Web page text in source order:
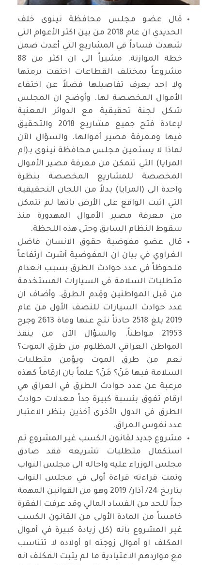
قال عضو مجلس محافظة نينوى خلف
الحديدي ان عام 2018 من بين اكثر الأعوام التي
شهدت فساداً في المشاريع التي أعدت ضمن
خطة الموازنة. مشيراً الى ان اكثر من 88
مشروعاً بمختلف القطاعات اختفت برمتها
ولا احد يعرف تفاصيلها فضلاً عن اختفاء
الأموال المخصصة لها. وأوضح ان المجلس
شكل لجنة تحقيقية مع الدوائر المعنية
لإعادة فتح جميع مشاريع 2018 والتحقيق
فيها ومعرفة مصير أموالها. والسؤال الآن
لماذا لا يستعين مجلس محافظة نينوى بـ(ام
المرايا) التي تتمكن من معرفة مصير الأموال
المخصصة للمشاريع المخصصة بنظرة
واحدة الى (المرايا) بدلاً من اللجان التحقيقية
التي اثبت الواقع على الأرض بانها لم تتمكن
من معرفة مصير الأموال المهدورة منذ
سقوط النظام السابق وحتى هذه اللحظة.
قال عضو مفوضية حقوق الانسان فاضل
الغراوي في بيان ان المفوضية أشرت ارتفاعاً
ملحوظاً في عدد حوادث الطرق بسبب انعدام
متطلبات السلامة في السيارات المستخدمة
من قبل المواطنين وقِدم الطرق. وأضاف ان
عدد حوادث السيارات للنصف الأول من عام
2019 بلغ 2518 حادثاً نتج عنها وفاة 2613 وجرح
21953 مواطناً. والسؤال الآن من ينقذ
المواطن العراقي المظلوم من طرق الموت؟
نعم من طرق الموت ويؤمن متطلبات
السلامة فيها مَنْ؟ مَنْ؟ علماً بان ارقاماً كهذه
مرعبة عن عدد حوادث الطرق في العراق هي
ارقام تفوق بنسبة كبيرة جداً معدلات حوادث
الطرق في الدول الأخرى آخذين بنظر الاعتبار
عدد نفوس العراق.
مشروع جديد لقانون الكسب غير المشروع تم
استكمال متطلبات تشريعه فقد صادق
مجلس الوزراء عليه واحاله الى مجلس النواب
وتمت قراءته قراءة أولى في مجلس النواب
بتاريخ 24/ آذار/ 2019 وهو من القوانين المهمة
جداً للحد من الفساد المالي وقد عرفت الفقرة
خامساً من المادة الأولى من القانون الكسب
غير المشروع بانه (كل زيادة كبيرة في أموال
المكلف او أموال زوجته او أولاده لا تتناسب
مع مواردهم الاعتيادية ما لم يثبت المكلف انه